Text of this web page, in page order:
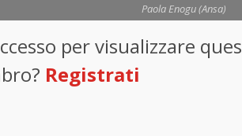
Paola Enogu (Ansa)
per visualizzare
Registrati